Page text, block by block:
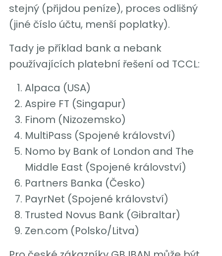
stejný (přijdou peníze), proces odlišný
(jiné číslo účtu, menší poplatky).
Tady je příklad bank a nebank
používajících platební řešení od TCCL:
Alpaca (USA)
Aspire FT (Singapur)
Finom (Nizozemsko)
MultiPass (Spojené království)
Nomo by Bank of London and The
Middle East (Spojené království)
Partners Banka (Česko)
PayrNet (Spojené království)
Trusted Novus Bank (Gibraltar)
Zen.com (Polsko/Litva)